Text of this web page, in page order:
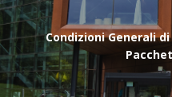
Condizioni Generali